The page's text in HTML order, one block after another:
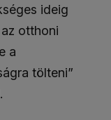
ideig
otthoni
a
tölteni”